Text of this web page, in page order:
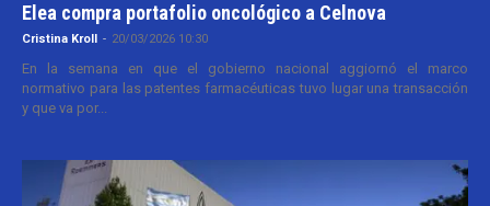
Elea compra portafolio oncológico a Celnova
Cristina Kroll - 20/03/2026 10:30
En la semana en que el gobierno nacional aggiornó el marco
normativo para las patentes farmacéuticas tuvo lugar una transacción
y que va por...